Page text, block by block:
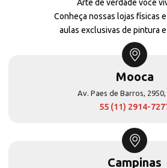
Arte de verdade você
Conheça nossas lojas físicas
aulas exclusivas de pintura
Mooca
Av. Paes de Barros,
55 (11) 2914-
Campinas